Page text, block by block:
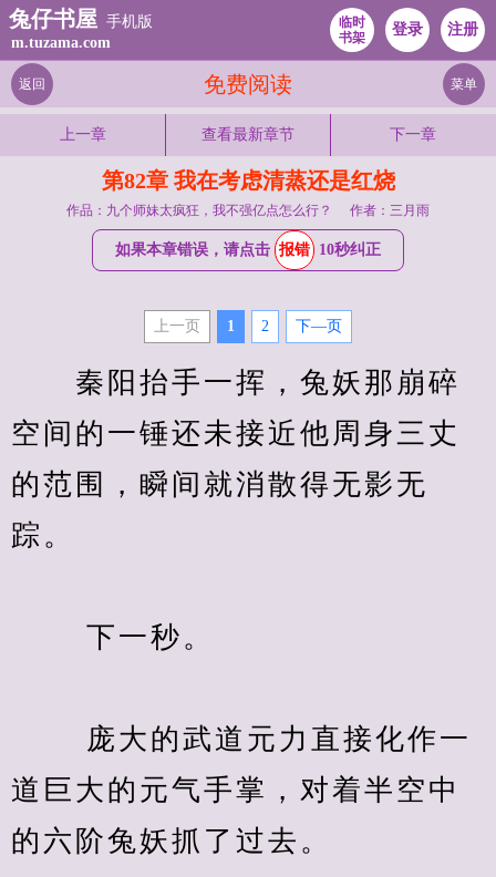
兔仔书屋 手机版
m.tuzama.com
临时
书架
登录 注册
免费阅读
返回 菜单
上一章 查看最新章节 下一章
第82章 我在考虑清蒸还是红烧
作品：九个师妹太疯狂，我不强亿点怎么行？ 作者：三月雨
如果本章错误，请点击 报错 10秒纠正
上一页 1 2 下—页
秦阳抬手一挥，兔妖那崩碎
空间的一锤还未接近他周身三丈
的范围，瞬间就消散得无影无
踪。
下一秒。
庞大的武道元力直接化作一
道巨大的元气手掌，对着半空中
的六阶兔妖抓了过去。